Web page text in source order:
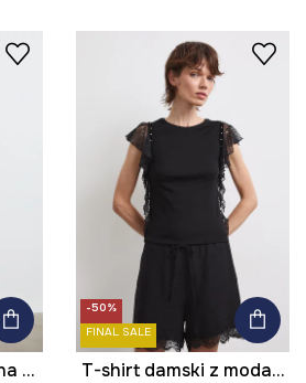
Sukienka drapowana koronkowa
-50%
FINAL SALE
T-shirt damski z modalem